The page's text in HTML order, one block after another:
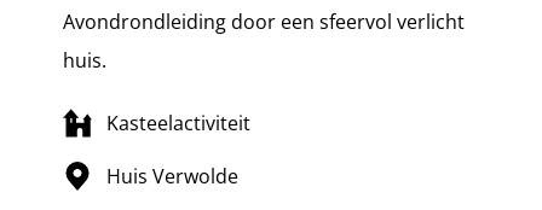
Avondrondleiding door een sfeervol verlicht
huis.
Kasteelactiviteit
Huis Verwolde